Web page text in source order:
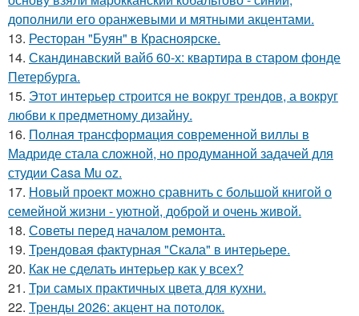
дополнили его оранжевыми и мятными акцентами.
13. Ресторан "Буян" в Красноярске.
14. Скандинавский вайб 60-х: квартира в старом фонде
Петербурга.
15. Этот интерьер строится не вокруг трендов, а вокруг
любви к предметному дизайну.
16. Полная трансформация современной виллы в
Мадриде стала сложной, но продуманной задачей для
студии Casa Mu oz.
17. Новый проект можно сравнить с большой книгой о
семейной жизни - уютной, доброй и очень живой.
18. Советы перед началом ремонта.
19. Трендовая фактурная "Скала" в интерьере.
20. Как не сделать интерьер как у всех?
21. Три самых практичных цвета для кухни.
22. Тренды 2026: акцент на потолок.